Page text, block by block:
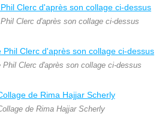
Clerc d'après son collage ci-dessus
Phil Clerc d'après son collage ci-dessus
de Rima Hajjar Scherly